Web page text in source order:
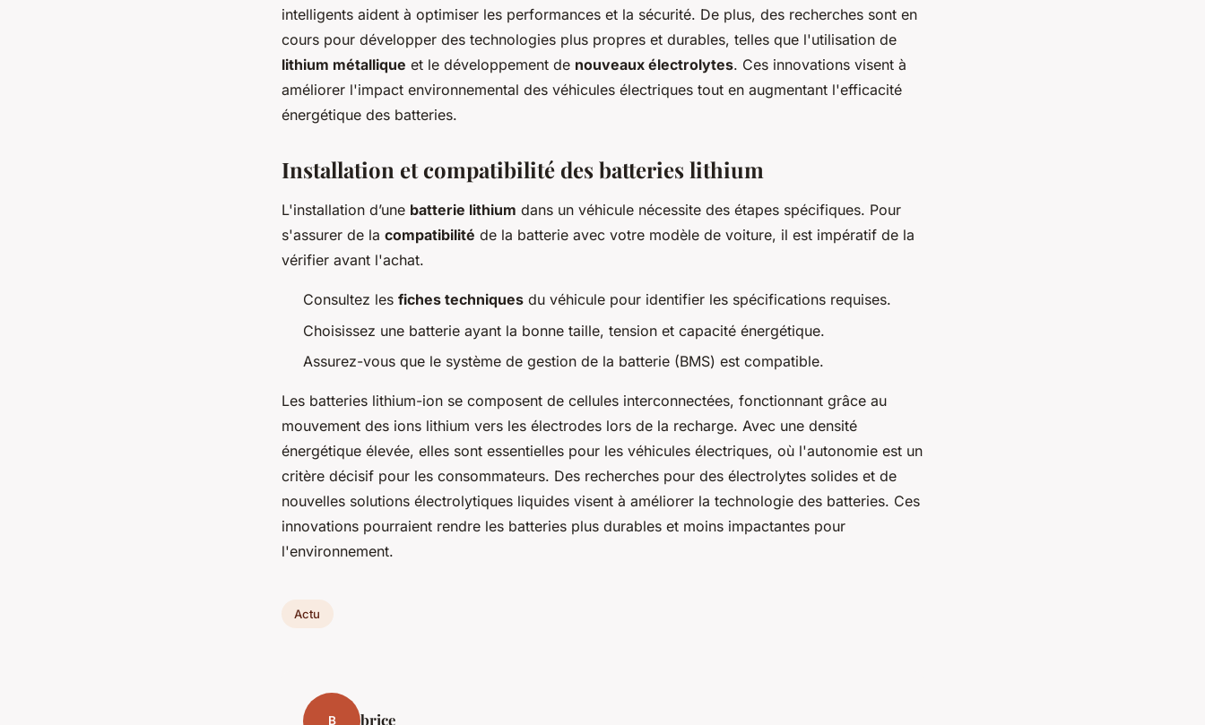
intelligents aident à optimiser les performances et la sécurité. De plus, des recherches sont en
cours pour développer des technologies plus propres et durables, telles que l'utilisation de
lithium métallique et le développement de nouveaux électrolytes. Ces innovations visent à
améliorer l'impact environnemental des véhicules électriques tout en augmentant l'efficacité
énergétique des batteries.
Installation et compatibilité des batteries lithium
L'installation d’une batterie lithium dans un véhicule nécessite des étapes spécifiques. Pour
s'assurer de la compatibilité de la batterie avec votre modèle de voiture, il est impératif de la
vérifier avant l'achat.
Consultez les fiches techniques du véhicule pour identifier les spécifications requises.
Choisissez une batterie ayant la bonne taille, tension et capacité énergétique.
Assurez-vous que le système de gestion de la batterie (BMS) est compatible.
Les batteries lithium-ion se composent de cellules interconnectées, fonctionnant grâce au
mouvement des ions lithium vers les électrodes lors de la recharge. Avec une densité
énergétique élevée, elles sont essentielles pour les véhicules électriques, où l'autonomie est un
critère décisif pour les consommateurs. Des recherches pour des électrolytes solides et de
nouvelles solutions électrolytiques liquides visent à améliorer la technologie des batteries. Ces
innovations pourraient rendre les batteries plus durables et moins impactantes pour
l'environnement.
Actu
B brice